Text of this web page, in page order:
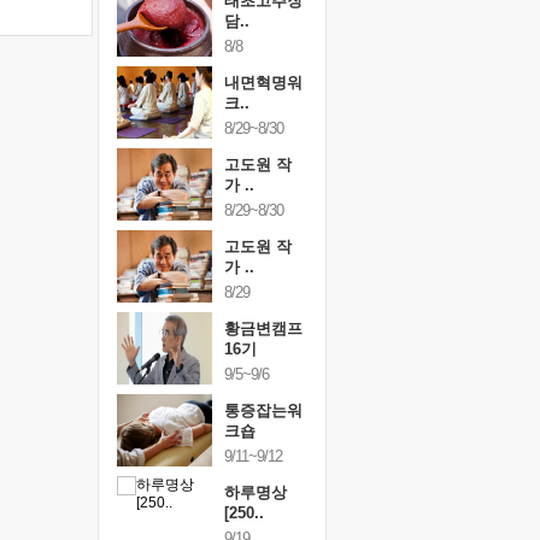
담..
8/8
내면혁명워
크..
8/29~8/30
고도원 작
가 ..
8/29~8/30
고도원 작
가 ..
8/29
황금변캠프
16기
9/5~9/6
통증잡는워
크숍
9/11~9/12
하루명상
[250..